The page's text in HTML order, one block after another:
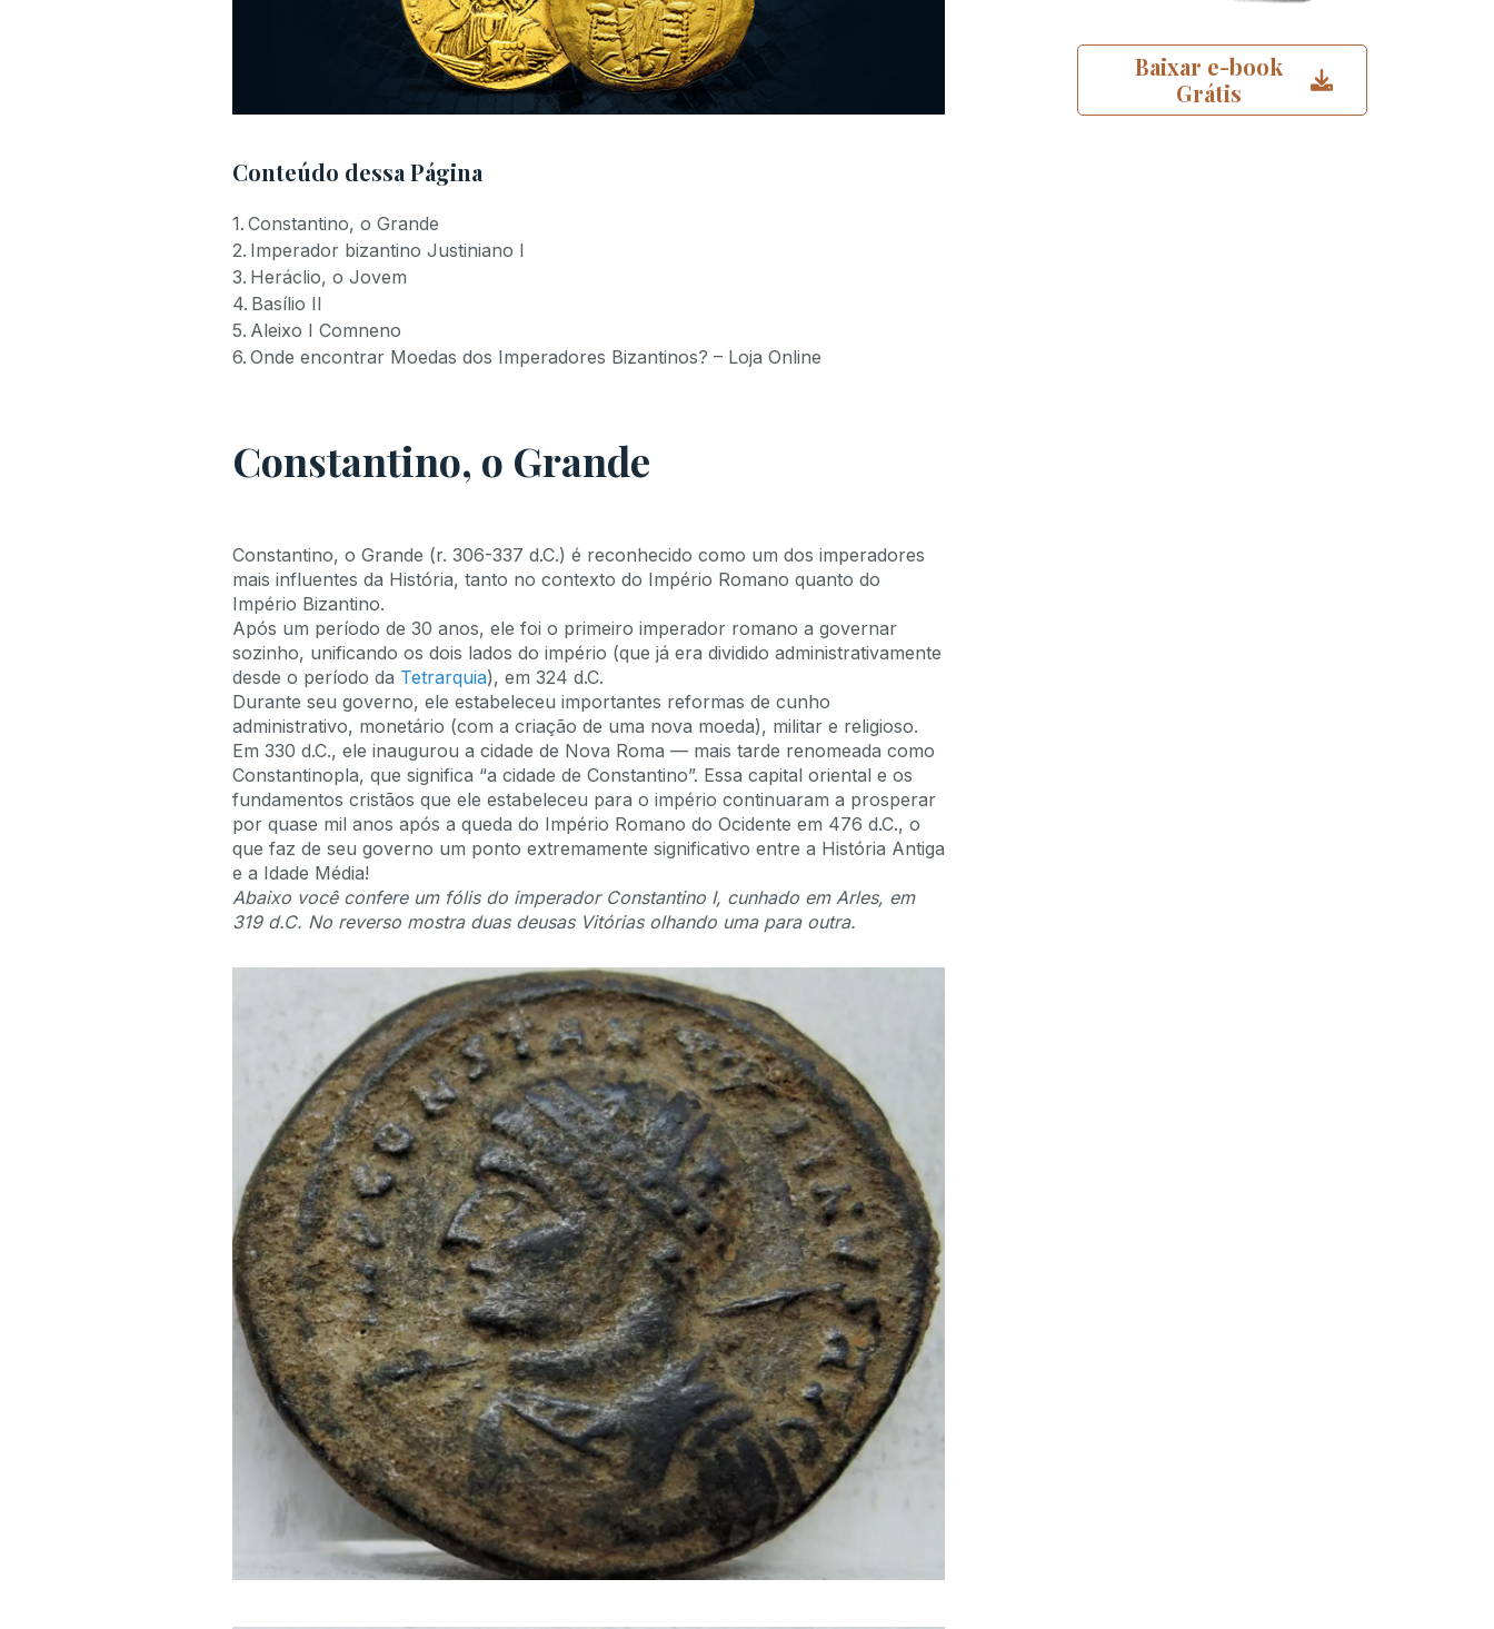
Conteúdo dessa Página
Constantino, o Grande
Imperador bizantino Justiniano I
Heráclio, o Jovem
Basílio II
Aleixo I Comneno
Onde encontrar Moedas dos Imperadores Bizantinos? – Loja Online
Constantino, o Grande
Constantino, o Grande (r. 306-337 d.C.) é reconhecido como um dos imperadores
mais influentes da História, tanto no contexto do Império Romano quanto do
Império Bizantino.
Após um período de 30 anos, ele foi o primeiro imperador romano a governar
sozinho, unificando os dois lados do império (que já era dividido administrativamente
desde o período da Tetrarquia), em 324 d.C.
Durante seu governo, ele estabeleceu importantes reformas de cunho
administrativo, monetário (com a criação de uma nova moeda), militar e religioso.
Em 330 d.C., ele inaugurou a cidade de Nova Roma — mais tarde renomeada como
Constantinopla, que significa “a cidade de Constantino”. Essa capital oriental e os
fundamentos cristãos que ele estabeleceu para o império continuaram a prosperar
por quase mil anos após a queda do Império Romano do Ocidente em 476 d.C., o
que faz de seu governo um ponto extremamente significativo entre a História Antiga
e a Idade Média!
Abaixo você confere um fólis do imperador Constantino I, cunhado em Arles, em
319 d.C. No reverso mostra duas deusas Vitórias olhando uma para outra.
Baixar e-book
Grátis